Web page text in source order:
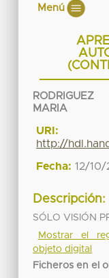
Menú
MARIA
URI:
http://
Fecha: 12/10/
Descripción:
SÓLO VISIÓN
Mostrar el
objeto digital
Ficheros en el